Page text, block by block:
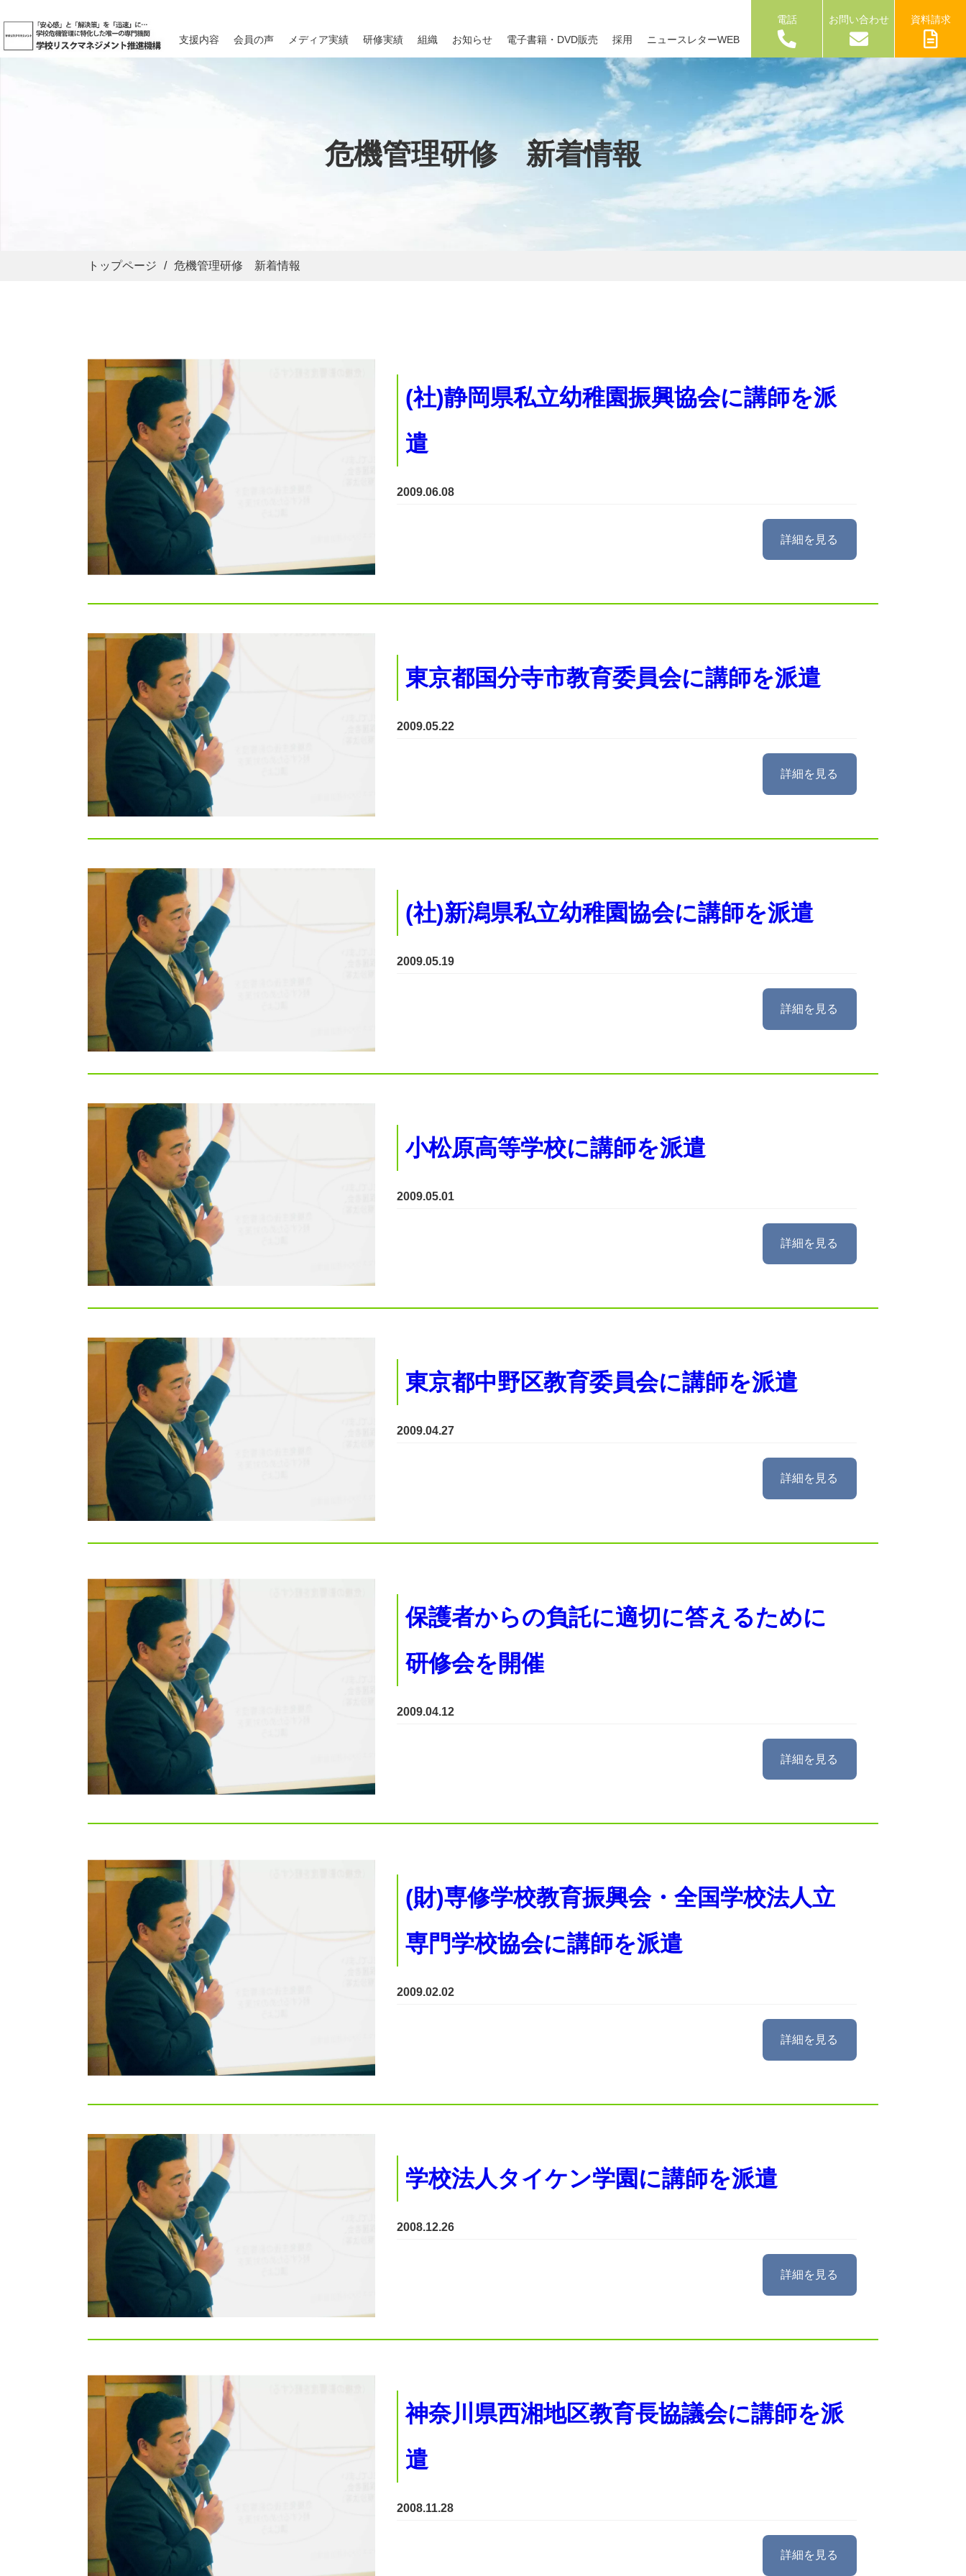
支援内容 会員の声 メディア実績 研修実績 組織 お知らせ 電子書籍・DVD販売 採用 ニュースレターWEB
電話 お問い合わせ 資料請求
危機管理研修 新着情報
トップページ 危機管理研修 新着情報
(社)静岡県私立幼稚園振興協会に講師を派
遣
2009.06.08
詳細を見る
東京都国分寺市教育委員会に講師を派遣
2009.05.22
詳細を見る
(社)新潟県私立幼稚園協会に講師を派遣
2009.05.19
詳細を見る
小松原高等学校に講師を派遣
2009.05.01
詳細を見る
東京都中野区教育委員会に講師を派遣
2009.04.27
詳細を見る
保護者からの負託に適切に答えるために
研修会を開催
2009.04.12
詳細を見る
(財)専修学校教育振興会・全国学校法人立
専門学校協会に講師を派遣
2009.02.02
詳細を見る
学校法人タイケン学園に講師を派遣
2008.12.26
詳細を見る
神奈川県西湘地区教育長協議会に講師を派
遣
2008.11.28
詳細を見る